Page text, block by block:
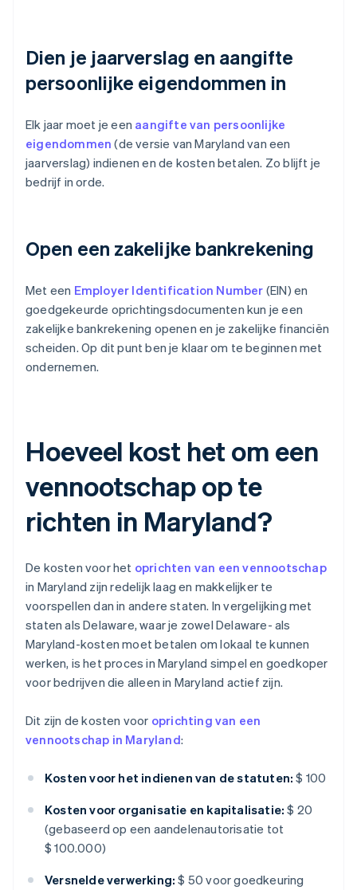
Dien je jaarverslag en aangifte
persoonlijke eigendommen in
Elk jaar moet je een aangifte van persoonlijke
eigendommen (de versie van Maryland van een
jaarverslag) indienen en de kosten betalen. Zo blijft je
bedrijf in orde.
Open een zakelijke bankrekening
Met een Employer Identification Number (EIN) en
goedgekeurde oprichtingsdocumenten kun je een
zakelijke bankrekening openen en je zakelijke financiën
scheiden. Op dit punt ben je klaar om te beginnen met
ondernemen.
Hoeveel kost het om een
vennootschap op te
richten in Maryland?
De kosten voor het oprichten van een vennootschap
in Maryland zijn redelijk laag en makkelijker te
voorspellen dan in andere staten. In vergelijking met
staten als Delaware, waar je zowel Delaware- als
Maryland-kosten moet betalen om lokaal te kunnen
werken, is het proces in Maryland simpel en goedkoper
voor bedrijven die alleen in Maryland actief zijn.
Dit zijn de kosten voor oprichting van een
vennootschap in Maryland:
Kosten voor het indienen van de statuten: $ 100
Kosten voor organisatie en kapitalisatie: $ 20
(gebaseerd op een aandelenautorisatie tot
$ 100.000)
Versnelde verwerking: $ 50 voor goedkeuring